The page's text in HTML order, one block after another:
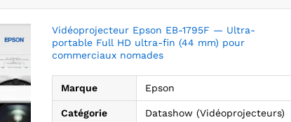
Vidéoprojecteur Epson EB-1795F — Ultra-
portable Full HD ultra-fin (44 mm) pour
commerciaux nomades
Marque Epson
Catégorie Datashow (Vidéoprojecteurs)